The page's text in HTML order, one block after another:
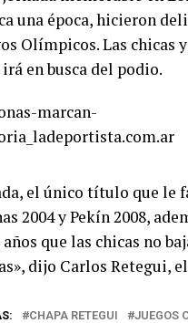
una época, hicieron
Olímpicos. Las chicas
en busca del podio.
el único título que le
2004 y Pekín 2008,
que las chicas no
dijo Carlos Retegui,
CHAPA RETEGUI JUEGOS